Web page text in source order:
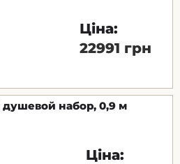
Ціна:
22991 грн
душевой набор, 0,9 м
Ціна: